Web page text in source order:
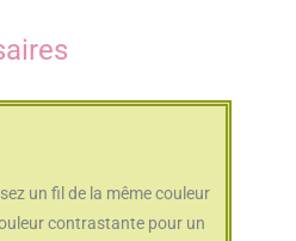
un fil de la même couleur
contrastante pour un